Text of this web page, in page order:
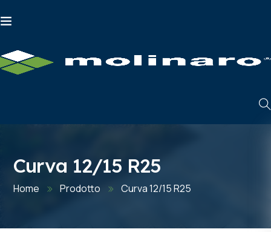
Curva 12/15 R25
Home Prodotto Curva 12/15 R25